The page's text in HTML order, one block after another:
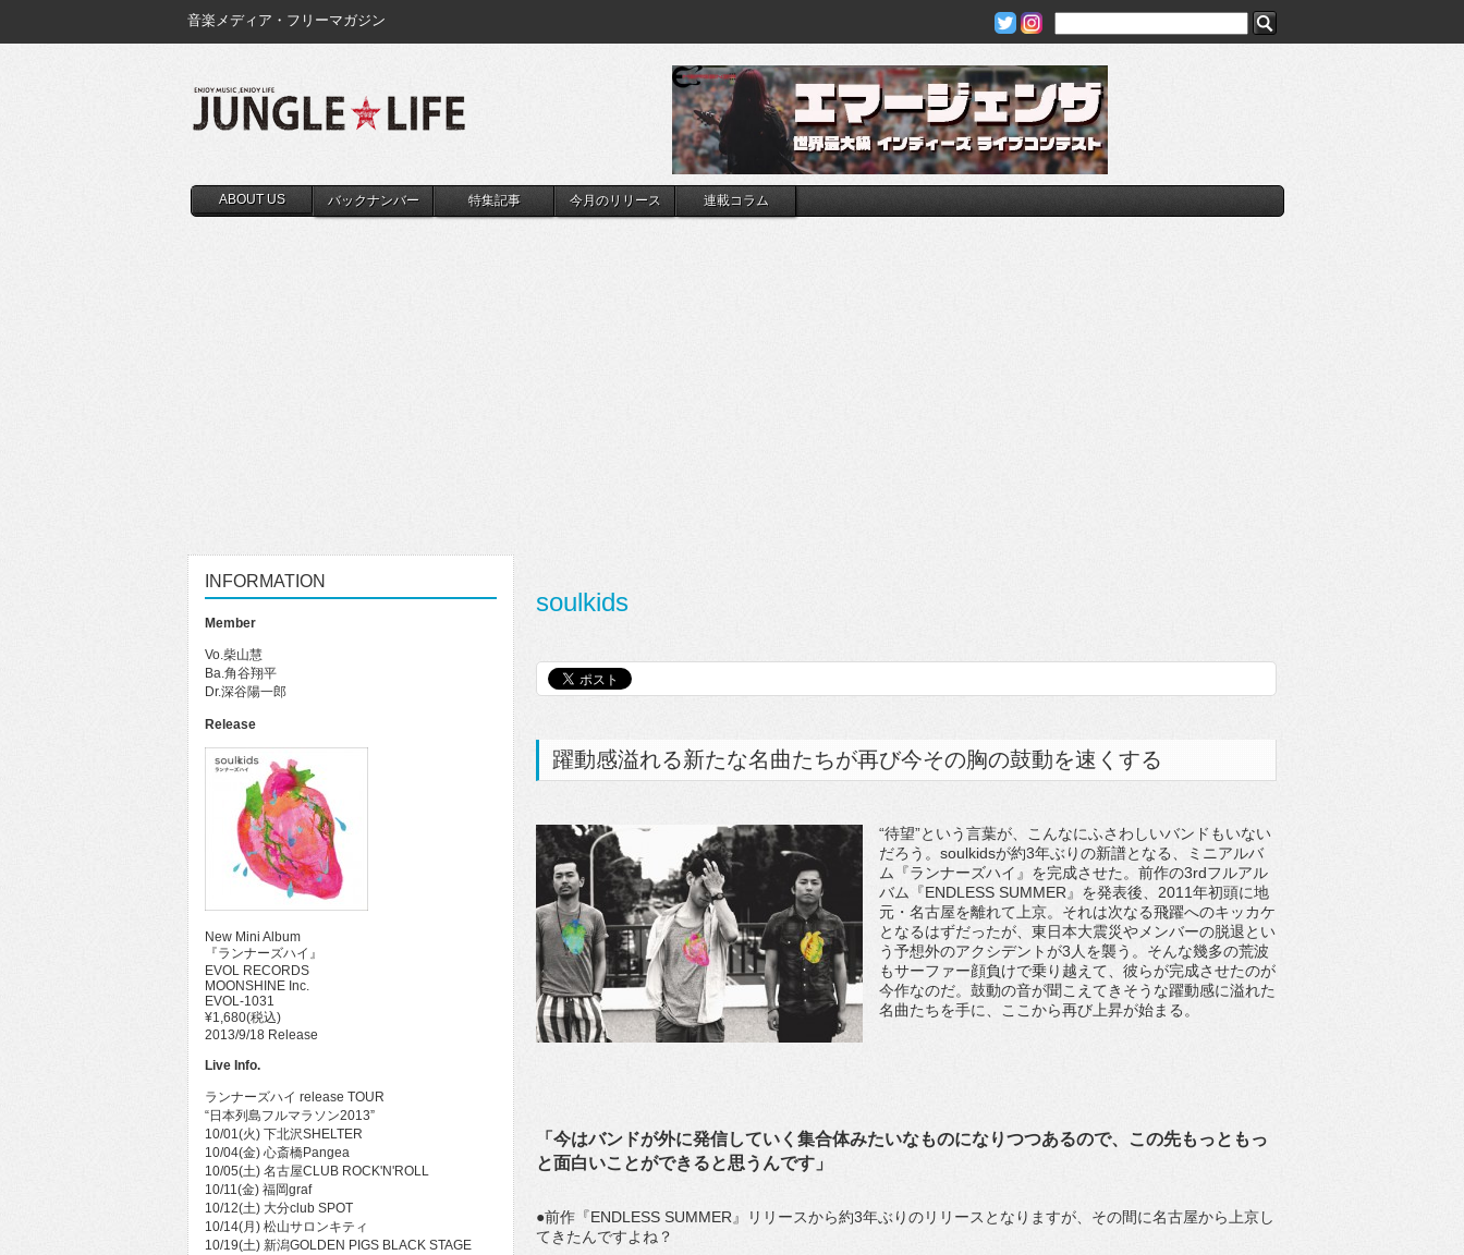
音楽メディア・フリーマガジン
ABOUT US バックナンバー 特集記事 今月のリリース 連載コラム
soulkids
躍動感溢れる新たな名曲たちが再び今その胸の鼓動を速くする
“待望”という言葉が、こんなにふさわしいバンドもいない
だろう。soulkidsが約3年ぶりの新譜となる、ミニアルバ
ム『ランナーズハイ』を完成させた。前作の3rdフルアル
バム『ENDLESS SUMMER』を発表後、2011年初頭に地
元・名古屋を離れて上京。それは次なる飛躍へのキッカケ
となるはずだったが、東日本大震災やメンバーの脱退とい
う予想外のアクシデントが3人を襲う。そんな幾多の荒波
もサーファー顔負けで乗り越えて、彼らが完成させたのが
今作なのだ。鼓動の音が聞こえてきそうな躍動感に溢れた
名曲たちを手に、ここから再び上昇が始まる。
「今はバンドが外に発信していく集合体みたいなものになりつつあるので、この先もっともっ
と面白いことができると思うんです」
●前作『ENDLESS SUMMER』リリースから約3年ぶりのリリースとなりますが、その間に名古屋から上京し
てきたんですよね？
INFORMATION
Member
Vo.柴山慧
Ba.角谷翔平
Dr.深谷陽一郎
Release
New Mini Album
『ランナーズハイ』
EVOL RECORDS
MOONSHINE Inc.
EVOL-1031
¥1,680(税込)
2013/9/18 Release
Live Info.
ランナーズハイ release TOUR
“日本列島フルマラソン2013”
10/01(火) 下北沢SHELTER
10/04(金) 心斎橋Pangea
10/05(土) 名古屋CLUB ROCK'N'ROLL
10/11(金) 福岡graf
10/12(土) 大分club SPOT
10/14(月) 松山サロンキティ
10/19(土) 新潟GOLDEN PIGS BLACK STAGE